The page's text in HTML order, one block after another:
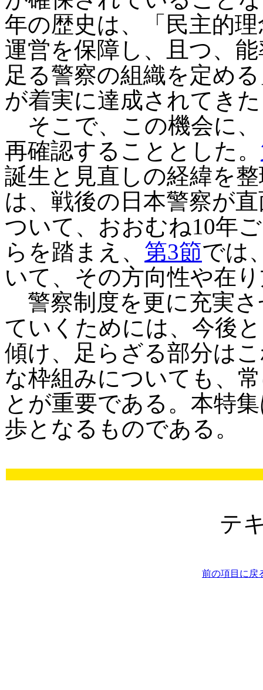
年の歴史は、「民主的
運営を保障し、且つ、
足る警察の組織を定め
が着実に達成されてき
そこで、この機会に
再確認することとした。
誕生と見直しの経緯を
は、戦後の日本警察が
ついて、おおむね10年
らを踏まえ、 第3節では
いて、その方向性や在
警察制度を更に充実さ
ていくためには、今後
傾け、足らざる部分は
な枠組みについても、
とが重要である。本特
歩となるものである。
テ
前の項目に戻